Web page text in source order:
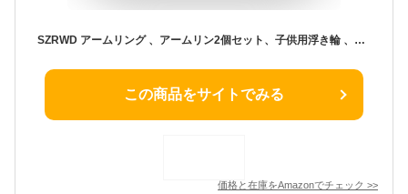
SZRWD アームリング 、アームリン2個セット、子供用浮き輪 、ベビー浮き輪 、 腕浮き輪、水遊び おもちゃ 、プールトイ、海やプールで楽しさ倍増 (ユニコーン)
この商品をサイトでみる
価格と在庫をAmazonでチェック >>